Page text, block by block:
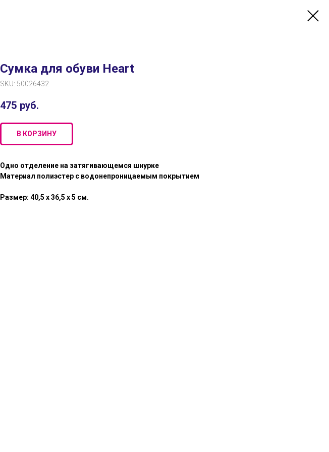
Сумка для обуви Heart
SKU: 50026432
475 руб.
В КОРЗИНУ
Одно отделение на затягивающемся шнурке
Материал полиэстер с водонепроницаемым покрытием
Размер: 40,5 х 36,5 х 5 см.